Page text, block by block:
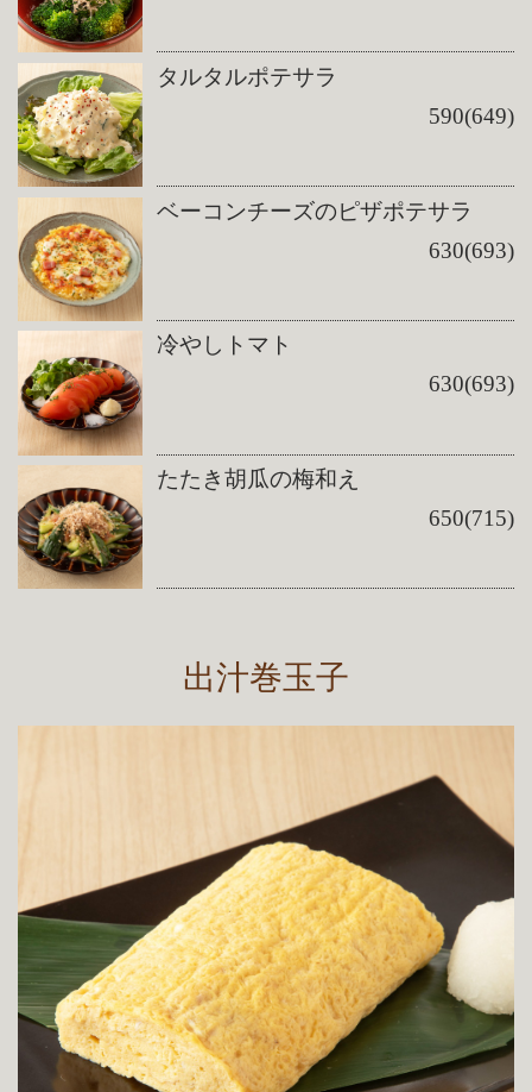
タルタルポテサラ
590(649)
ベーコンチーズのピザポテサラ
630(693)
冷やしトマト
630(693)
たたき胡瓜の梅和え
650(715)
出汁巻玉子